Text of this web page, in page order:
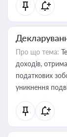
Про що тема:
доходів,
податкових
уникнення